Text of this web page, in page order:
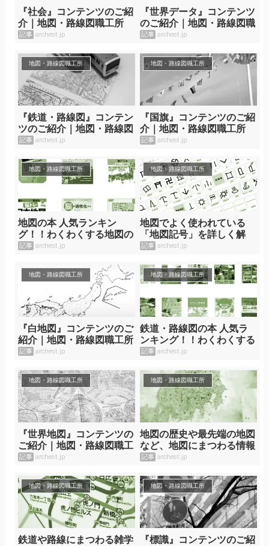
『社会』コンテンツのご紹
介｜地図・路線図職工所
記事 archest.jp
『世界データ』コンテンツ
のご紹介｜地図・路線図職
工所
記事 archest.jp
地図・路線図職工所
『鉄道・路線図』コンテン
ツのご紹介｜地図・路線図
職工所
記事 archest.jp
地図・路線図職工所
『国旗』コンテンツのご紹
介｜地図・路線図職工所
記事 archest.jp
地図・路線図職工所
地図の本 人気ランキン
グ！！わくわくする地図の
本をご紹介！
記事 archest.jp
地図・路線図職工所
地図でよく使われている
「地図記号」を詳しく解
説！
記事 archest.jp
地図・路線図職工所
『白地図』コンテンツのご
紹介｜地図・路線図職工所
記事 archest.jp
地図・路線図職工所
鉄道・路線図の本 人気ラ
ンキング！！わくわくする
鉄道の本をご紹介！
記事 archest.jp
地図・路線図職工所
『世界地図』コンテンツの
ご紹介｜地図・路線図職工
所
記事 archest.jp
地図・路線図職工所
地図の歴史や最先端の地図
など、地図にまつわる情報
を詳しく解説！
記事 archest.jp
地図・路線図職工所
鉄道や路線にまつわる雑学
地図・路線図職工所
『標識』コンテンツのご紹